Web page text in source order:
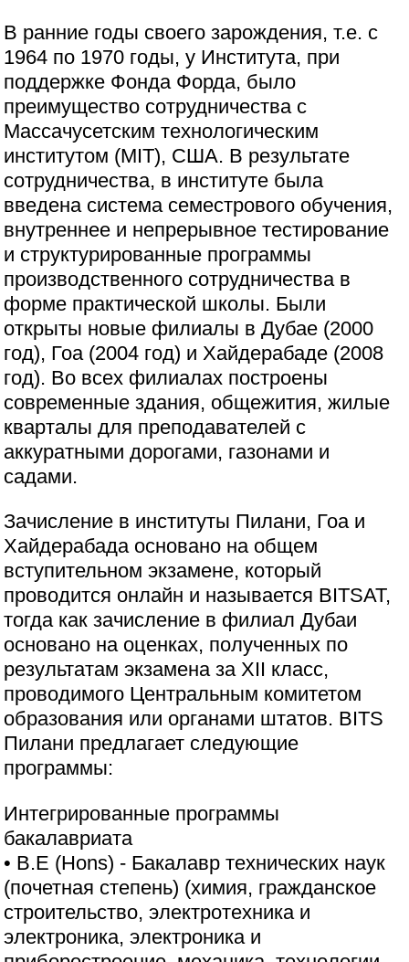
В ранние годы своего зарождения, т.е. с
1964 по 1970 годы, у Института, при
поддержке Фонда Форда, было
преимущество сотрудничества с
Массачусетским технологическим
институтом (MIT), США. В результате
сотрудничества, в институте была
введена система семестрового обучения,
внутреннее и непрерывное тестирование
и структурированные программы
производственного сотрудничества в
форме практической школы. Были
открыты новые филиалы в Дубае (2000
год), Гоа (2004 год) и Хайдерабаде (2008
год). Во всех филиалах построены
современные здания, общежития, жилые
кварталы для преподавателей с
аккуратными дорогами, газонами и
садами.
Зачисление в институты Пилани, Гоа и
Хайдерабада основано на общем
вступительном экзамене, который
проводится онлайн и называется BITSAT,
тогда как зачисление в филиал Дубаи
основано на оценках, полученных по
результатам экзамена за XII класс,
проводимого Центральным комитетом
образования или органами штатов. BITS
Пилани предлагает следующие
программы:
Интегрированные программы
бакалавриата
• B.E (Hons) - Бакалавр технических наук
(почетная степень) (химия, гражданское
строительство, электротехника и
электроника, электроника и